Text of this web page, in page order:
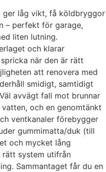
låg vikt, få köldbryggor
– perfekt för garage,
liten lutning.
och klarar
när den är rätt
att renovera med
smidigt, samtidigt
avvägt fall mot brunnar
och en genomtänkt
ventkanaler förebygger
gummimatta/duk (till
och mycket lång
rätt system utifrån
Sammantaget får du en